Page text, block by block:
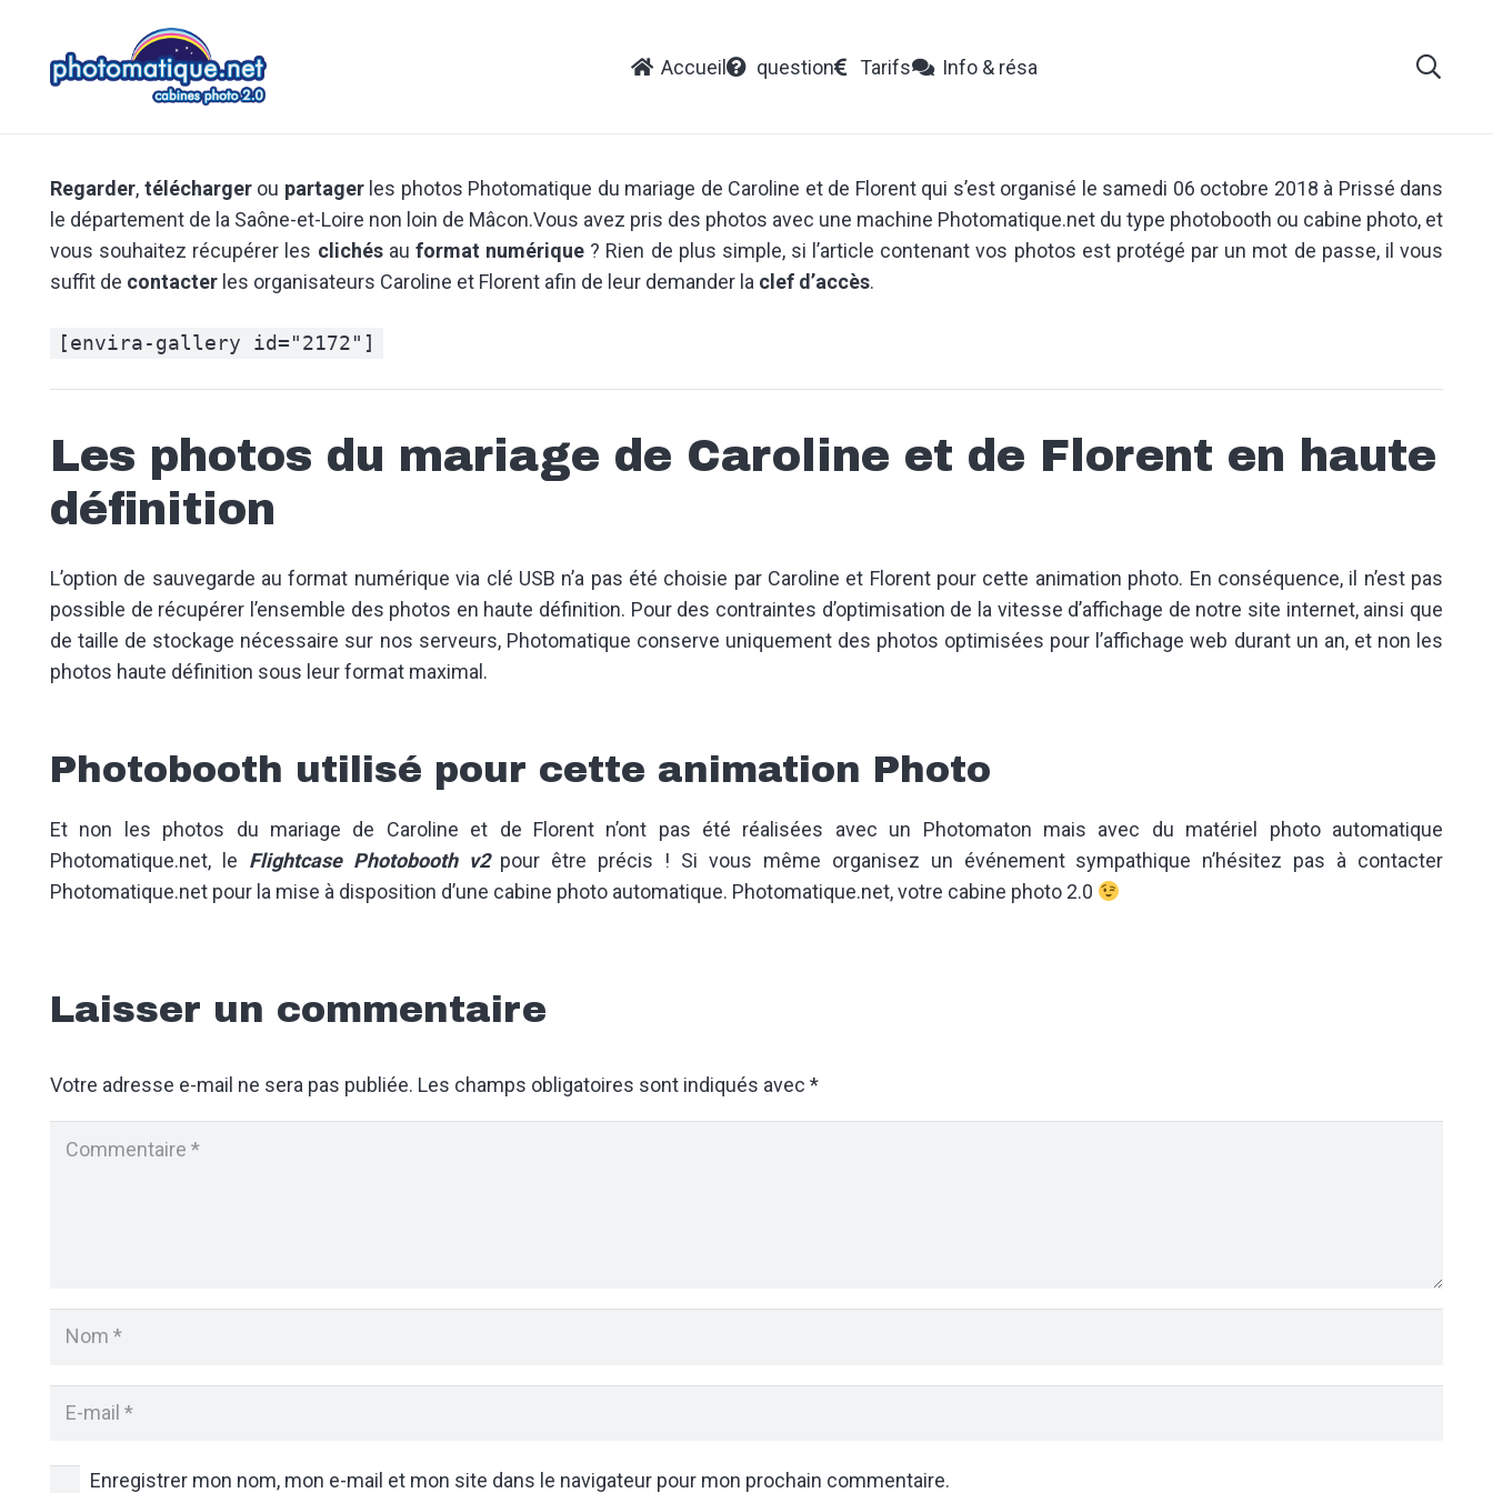
Accueil question Tarifs Info & résa
Regarder, téléchargerou partagerles photos Photomatique du mariage de Caroline et de Florent qui s’est organisé le samedi 06 octobre 2018 à Prissé dans
le département de la Saône-et-Loire non loin de Mâcon.Vous avez pris des photos avec une machine Photomatique.net du type photobooth ou cabine photo, et
vous souhaitez récupérer les clichésau format numérique ? Rien de plus simple, si l’article contenant vos photos est protégé par un mot de passe, il vous
suffit de contacter les organisateurs Caroline et Florent afin de leur demander la clef d’accès.
[envira-gallery id="2172"]
Les photos du mariage de Caroline et de Florent en haute
définition
L’option de sauvegarde au format numérique via clé USB n’a pas été choisie par Caroline et Florent pour cette animation photo. En conséquence, il n’est pas
possible de récupérer l’ensemble des photos en haute définition. Pour des contraintes d’optimisation de la vitesse d’affichage de notre site internet, ainsi que
de taille de stockage nécessaire sur nos serveurs, Photomatique conserve uniquement des photos optimisées pour l’affichage web durant un an, et non les
photos haute définition sous leur format maximal.
Photobooth utilisé pour cette animation Photo
Et non les photos du mariage de Caroline et de Florent n’ont pas été réalisées avec un Photomaton mais avec du matériel photo automatique
Photomatique.net, le Flightcase Photobooth v2pour être précis ! Si vous même organisez un événement sympathique n’hésitez pas à contacter
Photomatique.net pour la mise à disposition d’une cabine photo automatique. Photomatique.net, votre cabine photo 2.0
Laisser un commentaire
Votre adresse e-mail ne sera pas publiée. Les champs obligatoires sont indiqués avec *
Enregistrer mon nom, mon e-mail et mon site dans le navigateur pour mon prochain commentaire.